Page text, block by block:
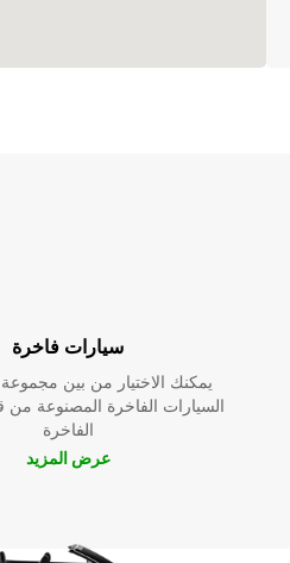
سيارات فاخرة
يمكنك الاختيار من بين
السيارات الفاخرة المصنوعة
الفاخرة
عرض المزيد